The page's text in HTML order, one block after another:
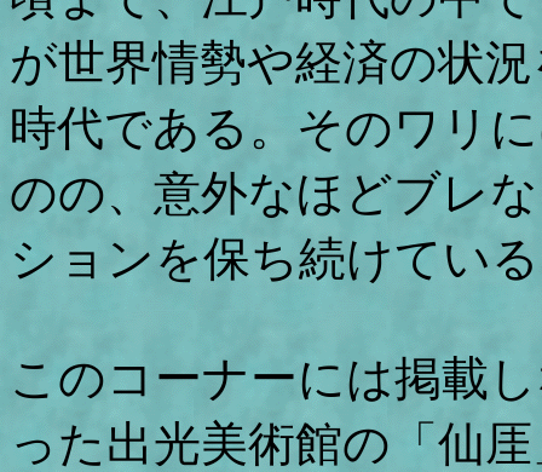
が世界情勢や経済の状
時代である。そのワリ
のの、意外なほどブレ
ションを保ち続けてい
このコーナーには掲載
った出光美術館の「仙